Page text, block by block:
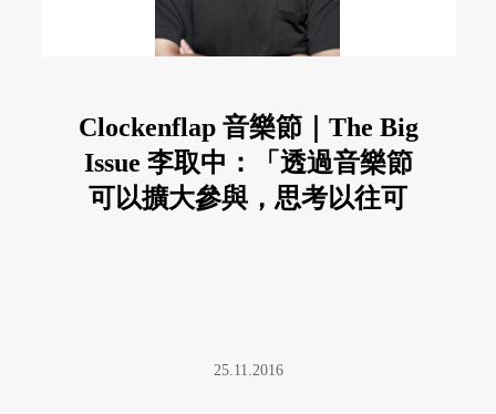
Clockenflap 音樂節｜The Big
Issue 李取中：「透過音樂節
可以擴大參與，思考以往可
25.11.2016